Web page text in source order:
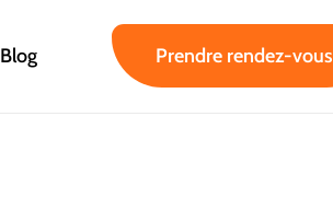
Blog Prendre rendez-vous